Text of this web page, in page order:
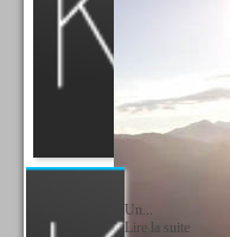
Bon j'avais dis que je ne mettrais
visiblement 5 pages web, même
Un...
Lire la suite